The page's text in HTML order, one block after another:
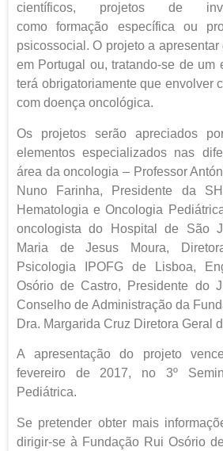
científicos, projetos de
como formação específica ou
psicossocial. O projeto a
em Portugal ou, tratando-se de um
terá obrigatoriamente que envolver
com doença oncológica.
Os projetos serão apreciados
elementos especializados nas
área da oncologia – Professor
Nuno Farinha, Presidente da
Hematologia e Oncologia
oncologista do Hospital de São
Maria de Jesus Moura,
Psicologia IPOFG de Lisboa,
Osório de Castro, Presidente do
Conselho de Administração da
Dra. Margarida Cruz Diretora Geral
A apresentação do projeto
fevereiro de 2017, no 3º
Pediátrica.
Se pretender obter mais
dirigir-se à Fundação Rui Osório